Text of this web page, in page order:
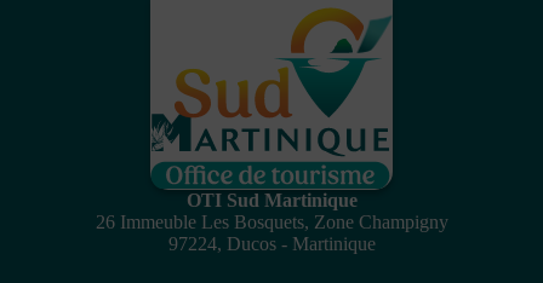
OTI Sud Martinique
26 Immeuble Les Bosquets, Zone Champigny
97224, Ducos - Martinique